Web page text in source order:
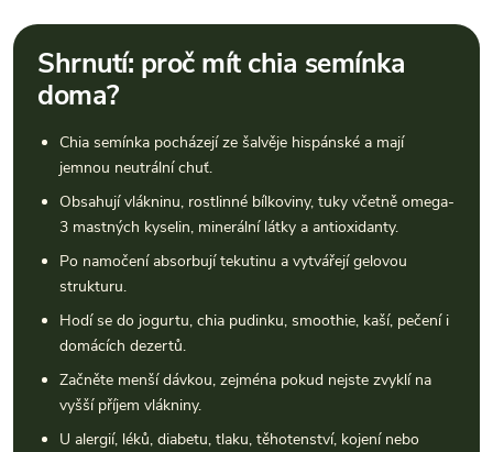
Shrnutí: proč mít chia semínka
doma?
Chia semínka pocházejí ze šalvěje hispánské a mají
jemnou neutrální chuť.
Obsahují vlákninu, rostlinné bílkoviny, tuky včetně omega-
3 mastných kyselin, minerální látky a antioxidanty.
Po namočení absorbují tekutinu a vytvářejí gelovou
strukturu.
Hodí se do jogurtu, chia pudinku, smoothie, kaší, pečení i
domácích dezertů.
Začněte menší dávkou, zejména pokud nejste zvyklí na
vyšší příjem vlákniny.
U alergií, léků, diabetu, tlaku, těhotenství, kojení nebo